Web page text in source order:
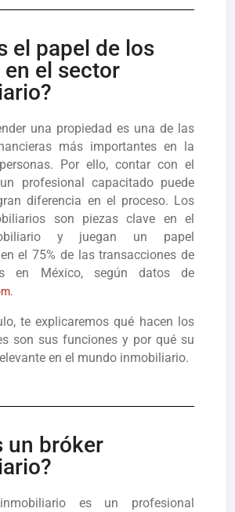
el papel de los
en el sector
una propiedad es una de las
más importantes en la
Por ello, contar con el
profesional capacitado puede
diferencia en el proceso. Los
son piezas clave en el
y juegan un papel
el 75% de las transacciones de
en México, según datos de
te explicaremos qué hacen los
son sus funciones y por qué su
en el mundo inmobiliario.
un bróker
es un profesional